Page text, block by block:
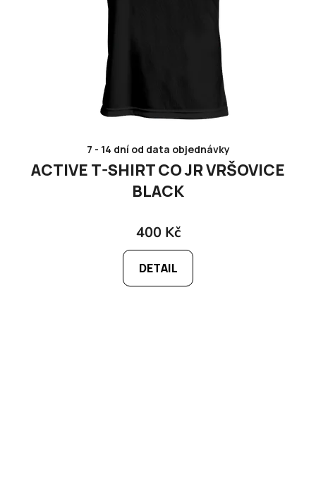
7 - 14 dní od data objednávky
ACTIVE T-SHIRT CO JR VRŠOVICE
BLACK
400 Kč
DETAIL